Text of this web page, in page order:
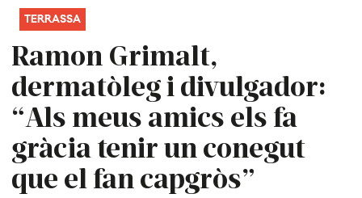
Ramon Grimalt,
dermatòleg i divulgador:
“Als meus amics els fa
gràcia tenir un conegut
que el fan capgròs”
TERRASSA